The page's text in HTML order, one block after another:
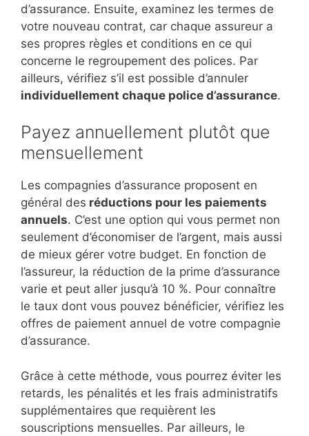
d’assurance. Ensuite, examinez les termes de
votre nouveau contrat, car chaque assureur a
ses propres règles et conditions en ce qui
concerne le regroupement des polices. Par
ailleurs, vérifiez s’il est possible d’annuler
individuellement chaque police d’assurance.
Payez annuellement plutôt que
mensuellement
Les compagnies d’assurance proposent en
général des réductions pour les paiements
annuels. C’est une option qui vous permet non
seulement d’économiser de l’argent, mais aussi
de mieux gérer votre budget. En fonction de
l’assureur, la réduction de la prime d’assurance
varie et peut aller jusqu’à 10 %. Pour connaître
le taux dont vous pouvez bénéficier, vérifiez les
offres de paiement annuel de votre compagnie
d’assurance.
Grâce à cette méthode, vous pourrez éviter les
retards, les pénalités et les frais administratifs
supplémentaires que requièrent les
souscriptions mensuelles. Par ailleurs, le